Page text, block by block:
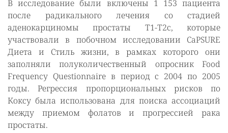
В исследование были включены 1 153 пациента
после радикального лечения со стадией
аденокарциномы простаты Т1-Т2с, которые
участвовали в побочном исследовании CaPSURE
Диета и Стиль жизни, в рамках которого они
заполняли полуколичественный опросник Food
Frequency Questionnaire в период с 2004 по 2005
годы. Регрессия пропорциональных рисков по
Коксу была использована для поиска ассоциаций
между приемом фолатов и прогрессией рака
простаты.